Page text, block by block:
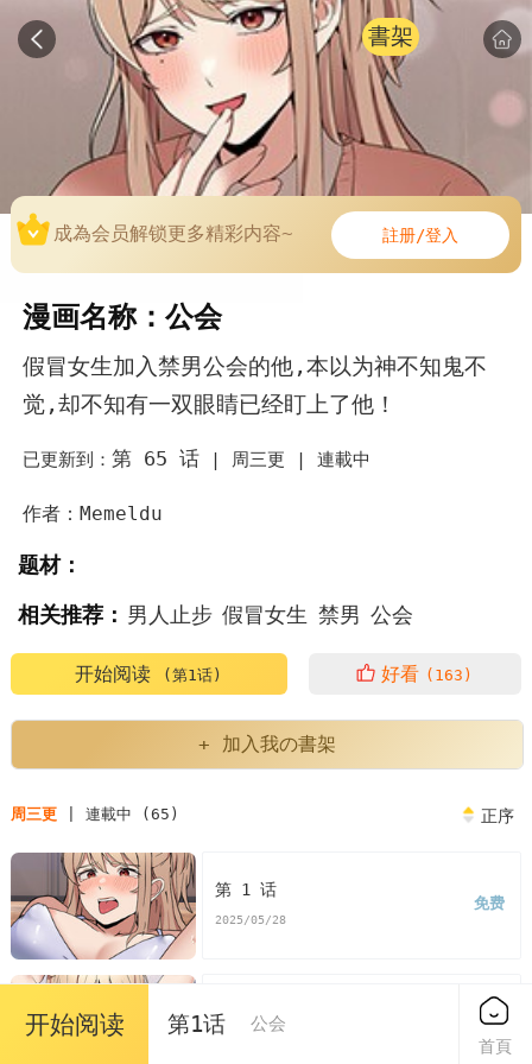
書架
成為会员解锁更多精彩内容~ 註册/登入
漫画名称：公会
假冒女生加入禁男公会的他,本以为神不知鬼不
觉,却不知有一双眼睛已经盯上了他！
已更新到： 第 65 话| 周三更 | 連載中
作者：Memeldu
题材：
相关推荐： 男人止步 假冒女生 禁男 公会
开始阅读 (第1话) 好看 (163)
+ 加入我の書架
周三更| 連載中 (65) 正序
第 1 话
2025/05/28
免费
第 2 话
免费
开始阅读 第1话 公会
首頁